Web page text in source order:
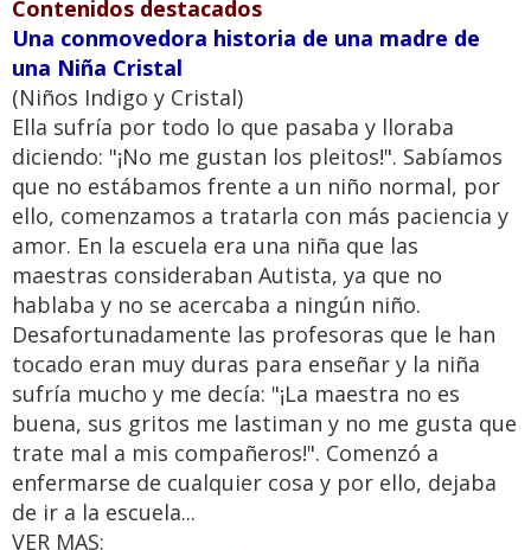
Contenidos destacados
Una conmovedora historia de una madre de
una Niña Cristal
(Niños Indigo y Cristal)
Ella sufría por todo lo que pasaba y lloraba
diciendo: "¡No me gustan los pleitos!". Sabíamos
que no estábamos frente a un niño normal, por
ello, comenzamos a tratarla con más paciencia y
amor. En la escuela era una niña que las
maestras consideraban Autista, ya que no
hablaba y no se acercaba a ningún niño.
Desafortunadamente las profesoras que le han
tocado eran muy duras para enseñar y la niña
sufría mucho y me decía: "¡La maestra no es
buena, sus gritos me lastiman y no me gusta que
trate mal a mis compañeros!". Comenzó a
enfermarse de cualquier cosa y por ello, dejaba
de ir a la escuela...
VER MAS: